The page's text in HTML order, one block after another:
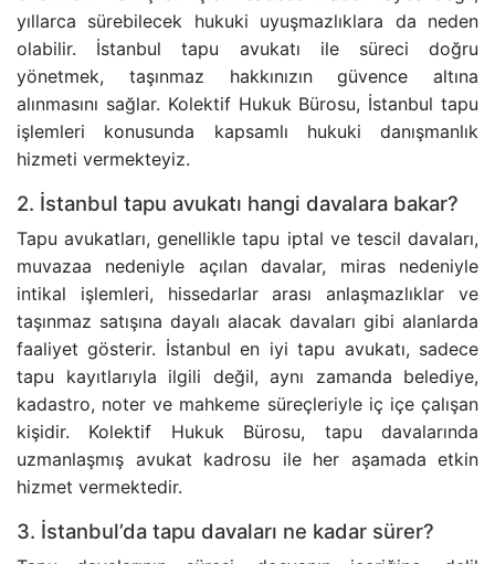
yıllarca sürebilecek hukuki uyuşmazlıklara da neden
olabilir. İstanbul tapu avukatı ile süreci doğru
yönetmek, taşınmaz hakkınızın güvence altına
alınmasını sağlar. Kolektif Hukuk Bürosu, İstanbul tapu
işlemleri konusunda kapsamlı hukuki danışmanlık
hizmeti vermekteyiz.
2. İstanbul tapu avukatı hangi davalara bakar?
Tapu avukatları, genellikle tapu iptal ve tescil davaları,
muvazaa nedeniyle açılan davalar, miras nedeniyle
intikal işlemleri, hissedarlar arası anlaşmazlıklar ve
taşınmaz satışına dayalı alacak davaları gibi alanlarda
faaliyet gösterir. İstanbul en iyi tapu avukatı, sadece
tapu kayıtlarıyla ilgili değil, aynı zamanda belediye,
kadastro, noter ve mahkeme süreçleriyle iç içe çalışan
kişidir. Kolektif Hukuk Bürosu, tapu davalarında
uzmanlaşmış avukat kadrosu ile her aşamada etkin
hizmet vermektedir.
3. İstanbul’da tapu davaları ne kadar sürer?